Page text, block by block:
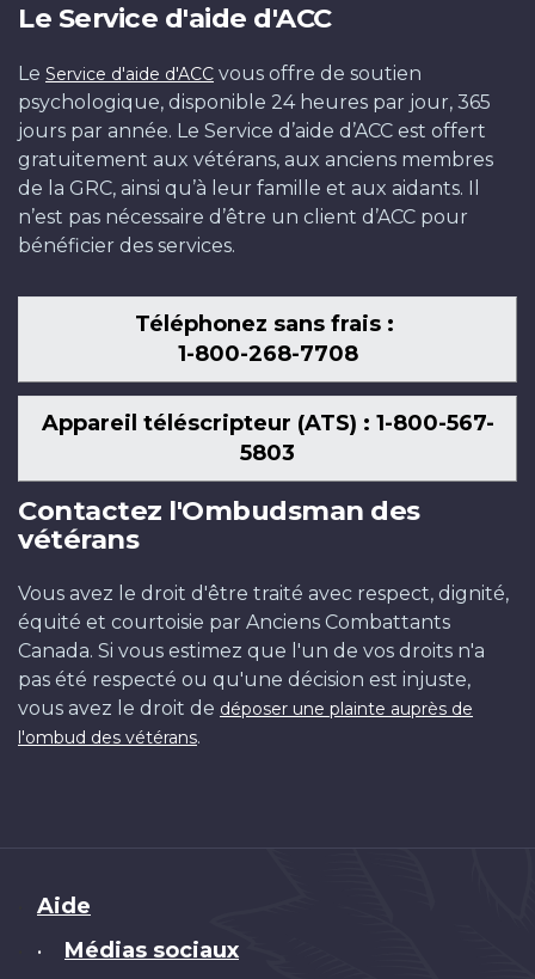
Le Service d'aide d'ACC
Le Service d'aide d'ACC vous offre de soutien
psychologique, disponible 24 heures par jour, 365
jours par année. Le Service d’aide d’ACC est offert
gratuitement aux vétérans, aux anciens membres
de la GRC, ainsi qu’à leur famille et aux aidants. Il
n’est pas nécessaire d’être un client d’ACC pour
bénéficier des services.
Téléphonez sans frais :
1-800-268-7708
Appareil téléscripteur (ATS) : 1-800-567-
5803
Contactez l'Ombudsman des
vétérans
Vous avez le droit d'être traité avec respect, dignité,
équité et courtoisie par Anciens Combattants
Canada. Si vous estimez que l'un de vos droits n'a
pas été respecté ou qu'une décision est injuste,
vous avez le droit de déposer une plainte auprès de
l'ombud des vétérans.
Brand
Aide
• Médias sociaux